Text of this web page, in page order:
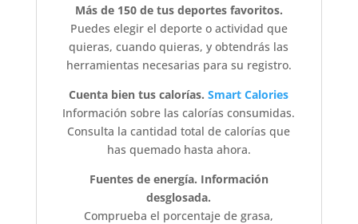
Más de 150 de tus deportes favoritos.
Puedes elegir el deporte o actividad que
quieras, cuando quieras, y obtendrás las
herramientas necesarias para su registro.
Cuenta bien tus calorías.Smart Calories
Información sobre las calorías consumidas.
Consulta la cantidad total de calorías que
has quemado hasta ahora.
Fuentes de energía. Información
desglosada.
Comprueba el porcentaje de grasa,